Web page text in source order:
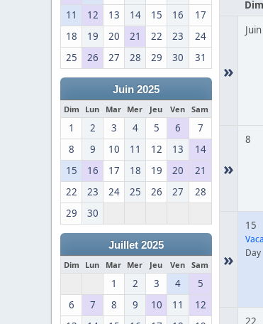
11
12 13 14 15 16
17
18
19 20 21 22 23
24
25
26 27 28 29 30 31
Juin 2025
Dim Lun Mar Mer Jeu Ven Sam
1 2 3 4 5 6
7
8
9 10 11 12 13
14
15
16 17 18 19 20
21
22
23 24 25 26 27
28
29
30
Juillet 2025
Dim Lun Mar Mer Jeu Ven Sam
1 2 3 4
5
6
7 8 9 10 11
12
»
Juin
»
8
»
15
Day
22